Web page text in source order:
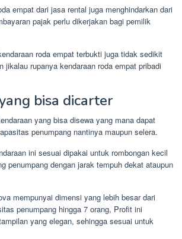
empat dari jasa rental juga menghindarkan dari
pajak perlu dikerjakan bagi pemilik
roda empat terbukti juga tidak sedikit
jikalau rupanya kendaraan roda empat pribadi
bisa dicarter
yang bisa disewa yang mana dapat
penumpang nantinya maupun selera.
ini sesuai dipakai untuk rombongan kecil
penumpang dengan jarak tempuh dekat ataupun
mempunyai dimensi yang lebih besar dari
penumpang hingga 7 orang, Profit ini
yang elegan, sehingga sesuai untuk